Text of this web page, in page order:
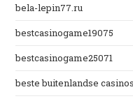
bela-lepin77.ru
bestcasinogame19075
bestcasinogame25071
beste buitenlandse casinos